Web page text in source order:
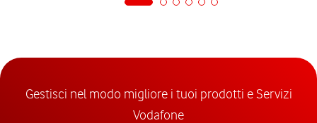
Gestisci nel modo migliore i tuoi prodotti e Servizi
Vodafone